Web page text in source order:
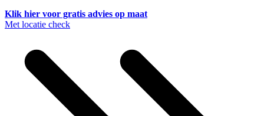
Klik hier voor gratis advies op maat
Met locatie check